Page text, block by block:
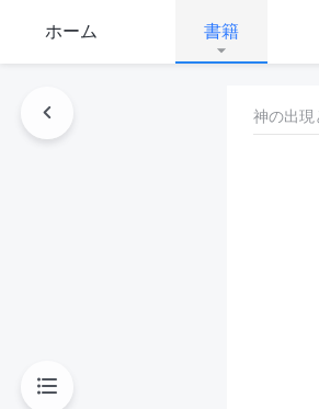
ホーム 書籍
神の出現